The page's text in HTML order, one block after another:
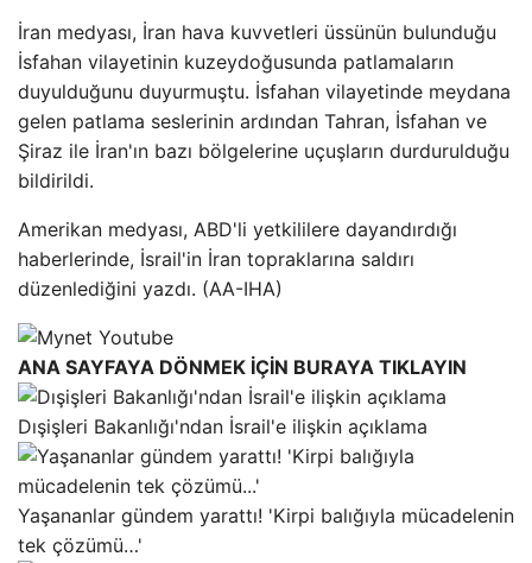
İran medyası, İran hava kuvvetleri üssünün bulunduğu
İsfahan vilayetinin kuzeydoğusunda patlamaların
duyulduğunu duyurmuştu. İsfahan vilayetinde meydana
gelen patlama seslerinin ardından Tahran, İsfahan ve
Şiraz ile İran'ın bazı bölgelerine uçuşların durdurulduğu
bildirildi.
Amerikan medyası, ABD'li yetkililere dayandırdığı
haberlerinde, İsrail'in İran topraklarına saldırı
düzenlediğini yazdı. (AA-IHA)
ANA SAYFAYA DÖNMEK İÇİN BURAYA TIKLAYIN
Dışişleri Bakanlığı'ndan İsrail'e ilişkin açıklama
Yaşananlar gündem yarattı! 'Kirpi balığıyla mücadelenin
tek çözümü…'